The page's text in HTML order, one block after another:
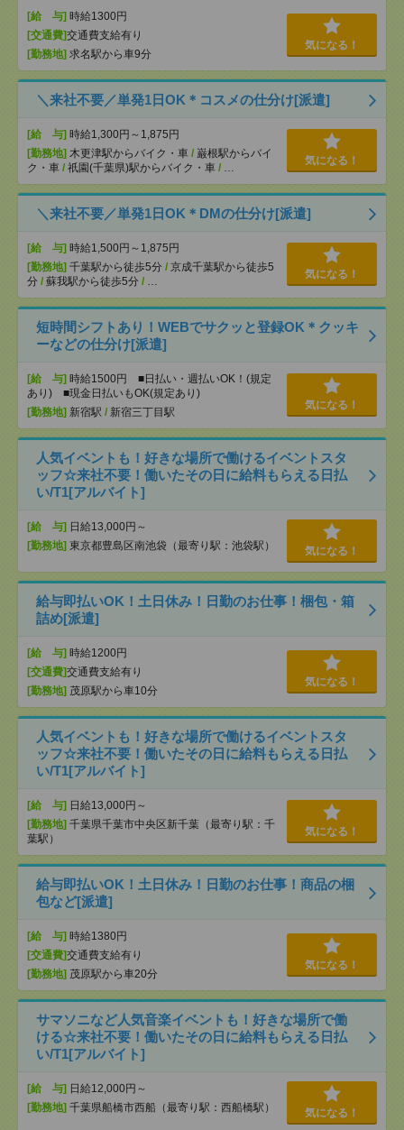
[給 与] 時給1300円
[交通費]交通費支給有り
[勤務地] 求名駅から車9分
気になる！
＼来社不要／単発1日OK＊コスメの仕分け[派遣]
[給 与] 時給1,300円～1,875円
[勤務地] 木更津駅からバイク・車 / 巌根駅からバイ
ク・車 / 祇園(千葉県)駅からバイク・車 / …
気になる！
＼来社不要／単発1日OK＊DMの仕分け[派遣]
[給 与] 時給1,500円～1,875円
[勤務地] 千葉駅から徒歩5分 / 京成千葉駅から徒歩5
分 / 蘇我駅から徒歩5分 / …
気になる！
短時間シフトあり！WEBでサクッと登録OK＊クッキ
ーなどの仕分け[派遣]
[給 与] 時給1500円 ■日払い・週払いOK！(規定
あり) ■現金日払いもOK(規定あり)
[勤務地] 新宿駅 / 新宿三丁目駅
気になる！
人気イベントも！好きな場所で働けるイベントスタ
ッフ☆来社不要！働いたその日に給料もらえる日払
い/T1[アルバイト]
[給 与] 日給13,000円～
[勤務地] 東京都豊島区南池袋（最寄り駅：池袋駅） 気になる！
給与即払いOK！土日休み！日勤のお仕事！梱包・箱
詰め[派遣]
[給 与] 時給1200円
[交通費]交通費支給有り
[勤務地] 茂原駅から車10分
気になる！
人気イベントも！好きな場所で働けるイベントスタ
ッフ☆来社不要！働いたその日に給料もらえる日払
い/T1[アルバイト]
[給 与] 日給13,000円～
[勤務地] 千葉県千葉市中央区新千葉（最寄り駅：千
葉駅）
気になる！
給与即払いOK！土日休み！日勤のお仕事！商品の梱
包など[派遣]
[給 与] 時給1380円
[交通費]交通費支給有り
[勤務地] 茂原駅から車20分
気になる！
サマソニなど人気音楽イベントも！好きな場所で働
ける☆来社不要！働いたその日に給料もらえる日払
い/T1[アルバイト]
[給 与] 日給12,000円～
[勤務地] 千葉県船橋市西船（最寄り駅：西船橋駅） 気になる！